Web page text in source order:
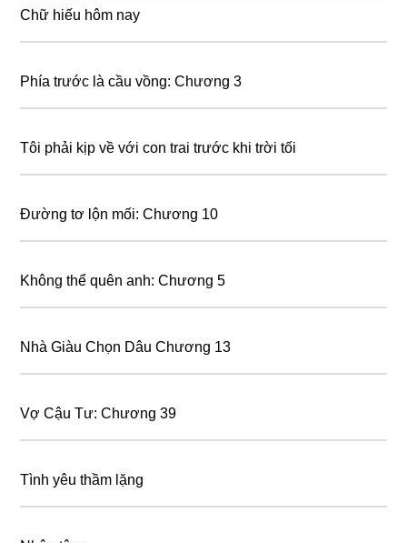
Chữ hiếu hôm nay
Phía trước là cầu vồng: Chương 3
Tôi phải kịp về với con trai trước khi trời tối
Đường tơ lộn mối: Chương 10
Không thể quên anh: Chương 5
Nhà Giàu Chọn Dâu Chương 13
Vợ Cậu Tư: Chương 39
Tình yêu thầm lặng